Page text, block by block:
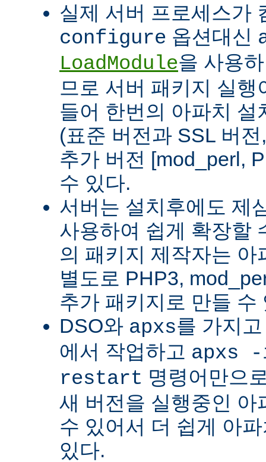
실제 서버 프로세스가
configure 옵션대신
LoadModule을 사용
므로 서버 패키지 실행
들어 한번의 아파치 설
(표준 버전과 SSL 버
추가 버전 [mod_perl,
수 있다.
서버는 설치후에도 제
사용하여 쉽게 확장할
의 패키지 제작자는 아
별도로 PHP3,
추가 패키지로 만들 수
DSO와 apxs를 가지
에서 작업하고 apxs
restart 명령어만으
새 버전을 실행중인 아
수 있어서 더 쉽게 아
있다.